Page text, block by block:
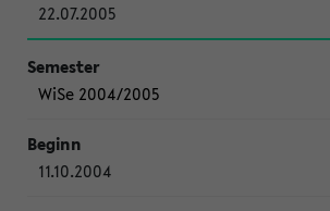
22.07.2005
WiSe 2004/2005
11.10.2004